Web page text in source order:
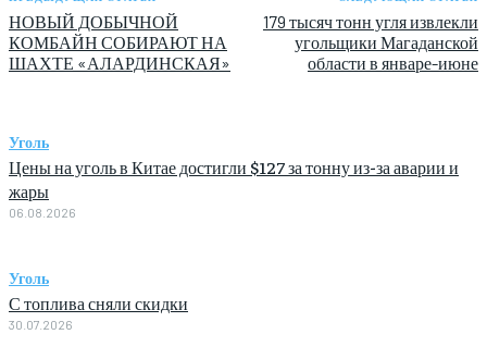
НОВЫЙ ДОБЫЧНОЙ
КОМБАЙН СОБИРАЮТ НА
ШАХТЕ «АЛАРДИНСКАЯ»
179 тысяч тонн угля извлекли
угольщики Магаданской
области в январе-июне
Уголь
Цены на уголь в Китае достигли $127 за тонну из-за аварии и
жары
06.08.2026
Уголь
С топлива сняли скидки
30.07.2026